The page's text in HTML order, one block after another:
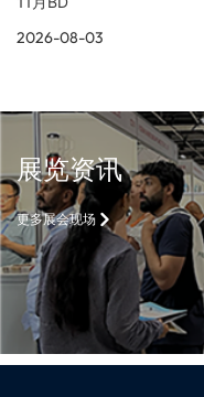
2026-08-03
展览资讯
更多展会现场